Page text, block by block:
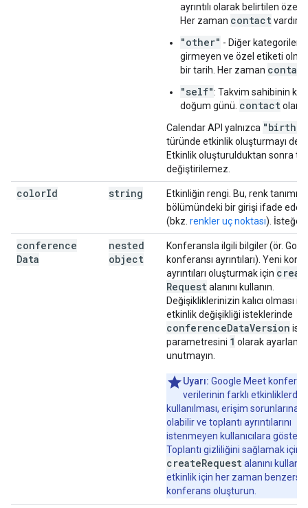
ayrıntılı olarak belirtilen özel
Her zaman contactvardır.
"other" - Diğer kategorilere
girmeyen ve özel etiketi
bir tarih. Her zaman contact
"self": Takvim sahibinin
doğum günü. contact
Calendar API yalnızca
türünde etkinlik oluşturmayı
Etkinlik oluşturulduktan sonra
değiştirilemez.
colorId string
Etkinliğin rengi. Bu, renk
bölümündeki bir girişi ifade
(bkz. renkler uç noktası). İsteğe
conference
Data
nested
object
Konferansla ilgili bilgiler (ör.
konferansı ayrıntıları). Yeni
ayrıntıları oluşturmak için
Requestalanını kullanın.
Değişikliklerinizin kalıcı olması
etkinlik değişikliği isteklerinde
conferenceDataVersion
parametresini 1 olarak
unutmayın.
Uyarı: Google Meet
verilerinin farklı etkinliklerde
kullanılması, erişim sorunlarına
olabilir ve toplantı ayrıntılarını
istenmeyen kullanıcılara
Toplantı gizliliğini sağlamak için
createRequestalanını
etkinlik için her zaman
konferans oluşturun.